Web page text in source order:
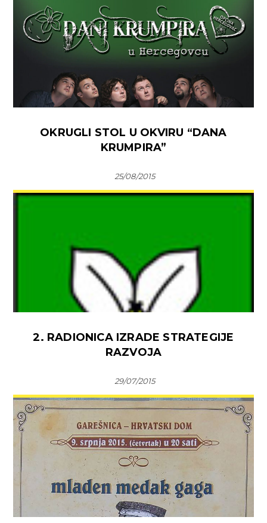
OKRUGLI STOL U OKVIRU “DANA
KRUMPIRA”
25/08/2015
2. RADIONICA IZRADE STRATEGIJE
RAZVOJA
29/07/2015